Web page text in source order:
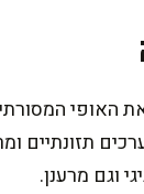
המסורתי
וגם מרענן.